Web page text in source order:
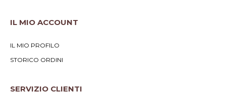
IL MIO ACCOUNT
IL MIO PROFILO
STORICO ORDINI
SERVIZIO CLIENTI